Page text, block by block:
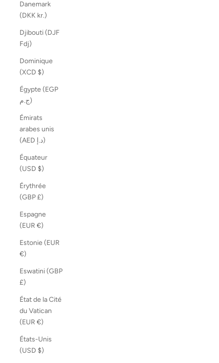
Danemark
(DKK kr.)
Djibouti (DJF
Fdj)
Dominique
(XCD $)
Égypte (EGP
ج.م)
Émirats
arabes unis
(AED د.إ)
Équateur
(USD $)
Érythrée
(GBP £)
Espagne
(EUR €)
Estonie (EUR
€)
Eswatini (GBP
£)
État de la Cité
du Vatican
(EUR €)
États-Unis
(USD $)